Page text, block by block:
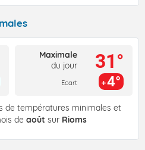
Maximale
du jour
Ecart
31°
4°
de températures minimales et
de août sur Rioms